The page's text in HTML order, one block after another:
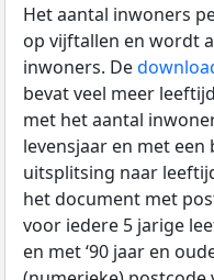
Het aantal inwoners
op vijftallen en wordt
inwoners. De
bevat veel meer
met het aantal
levensjaar en met
uitsplitsing naar
het document met
voor iedere 5 jarige
en met ‘90 jaar en